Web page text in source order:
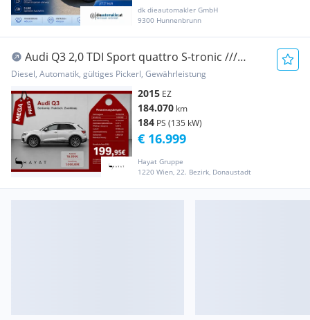
dk dieautomakler GmbH
9300 Hunnenbrunn
Audi Q3 2,0 TDI Sport quattro S-tronic ///
FINANZIER...
Diesel, Automatik, gültiges Pickerl, Gewährleistung
2015 EZ
184.070 km
184 PS (135 kW)
Hayat Gruppe
1220 Wien, 22. Bezirk, Donaustadt
€ 16.999